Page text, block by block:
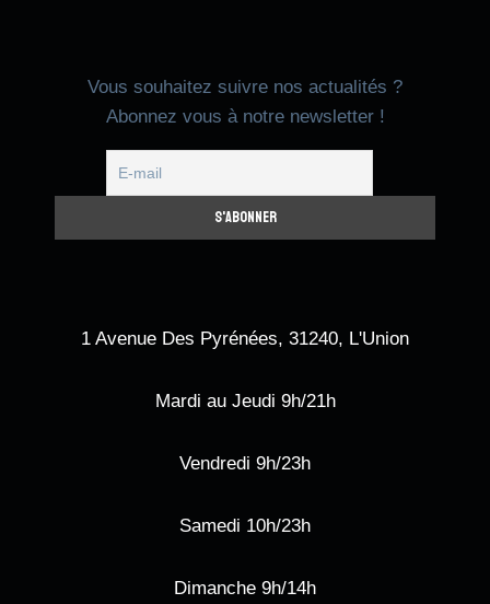
Vous souhaitez suivre nos actualités ?
Abonnez vous à notre newsletter !
1 Avenue Des Pyrénées, 31240, L'Union
Mardi au Jeudi 9h/21h
Vendredi 9h/23h
Samedi 10h/23h
Dimanche 9h/14h